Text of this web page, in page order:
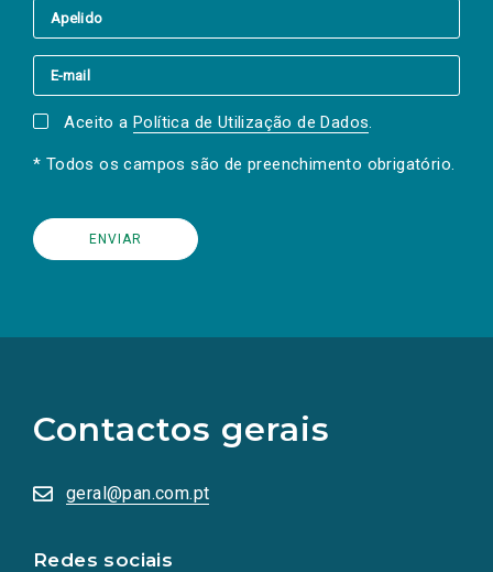
Aceito a Política de Utilização de Dados.
* Todos os campos são de preenchimento obrigatório.
Contactos gerais
geral@pan.com.pt
Redes sociais
redes
sociais
numa
nova